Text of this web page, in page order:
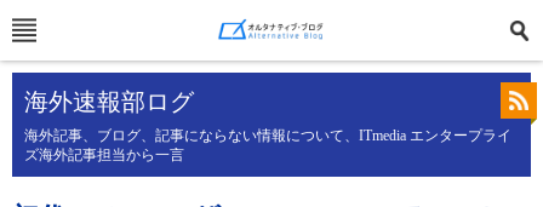
海外速報部ログ
海外記事、ブログ、記事にならない情報について、ITmedia エンタープライ
ズ海外記事担当から一言